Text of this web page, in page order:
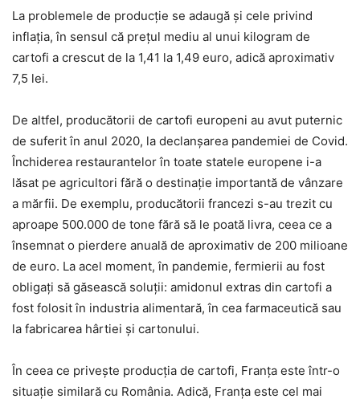
La problemele de producție se adaugă și cele privind
inflația, în sensul că prețul mediu al unui kilogram de
cartofi a crescut de la 1,41 la 1,49 euro, adică aproximativ
7,5 lei.
De altfel, producătorii de cartofi europeni au avut puternic
de suferit în anul 2020, la declanșarea pandemiei de Covid.
Închiderea restaurantelor în toate statele europene i-a
lăsat pe agricultori fără o destinație importantă de vânzare
a mărfii. De exemplu, producătorii francezi s-au trezit cu
aproape 500.000 de tone fără să le poată livra, ceea ce a
însemnat o pierdere anuală de aproximativ de 200 milioane
de euro. La acel moment, în pandemie, fermierii au fost
obligați să găsească soluții: amidonul extras din cartofi a
fost folosit în industria alimentară, în cea farmaceutică sau
la fabricarea hârtiei și cartonului.
În ceea ce privește producția de cartofi, Franța este într-o
situație similară cu România. Adică, Franța este cel mai